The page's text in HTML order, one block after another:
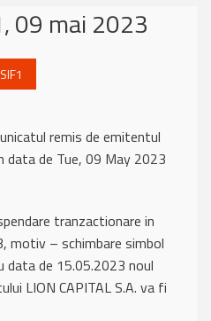
09 mai 2023
SIF1
remis de emitentul
data de Tue, 09 May 2023
tranzactionare in
motiv – schimbare simbol
data de 15.05.2023 noul
LION CAPITAL S.A. va fi